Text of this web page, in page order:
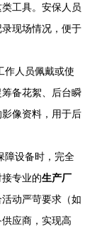
类工具。安保人员
现场情况，便于
作人员佩戴或使
备花絮、后台瞬
像资料，用于后
障设备时，完全
专业的生产厂
动严苛要求（如
应商，实现高